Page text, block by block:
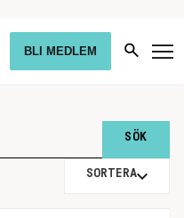
BLI MEDLEM
SORTERA